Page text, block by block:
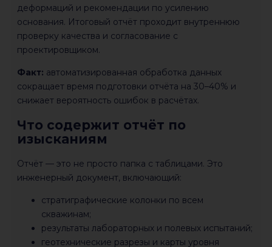
деформаций и рекомендации по усилению
основания. Итоговый отчёт проходит внутреннюю
проверку качества и согласование с
проектировщиком.
Факт: автоматизированная обработка данных
сокращает время подготовки отчёта на 30–40% и
снижает вероятность ошибок в расчётах.
Что содержит отчёт по
изысканиям
Отчёт — это не просто папка с таблицами. Это
инженерный документ, включающий:
стратиграфические колонки по всем
скважинам;
результаты лабораторных и полевых испытаний;
геотехнические разрезы и карты уровня